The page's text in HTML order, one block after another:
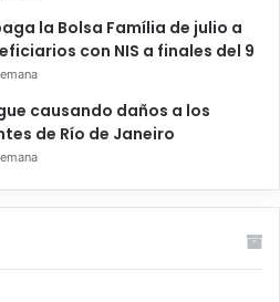
la Bolsa Família de julio a
con NIS a finales del 9
causando daños a los
de Río de Janeiro